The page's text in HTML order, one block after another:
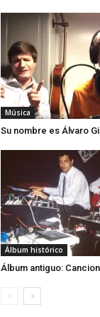
Música
Su nombre es Álvaro
Álbum histórico
Álbum antiguo: